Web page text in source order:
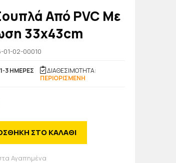
Από PVC Με
33x43cm
01-02-00010
1-3 ΗΜΕΡΕΣ
ΔΙΑΘΕΣΙΜΟΤΗΤΑ:
ΠΕΡΙΟΡΙΣΜΕΝΗ
ΣΤΟ ΚΑΛΑΘΙ
Αγαπημένα